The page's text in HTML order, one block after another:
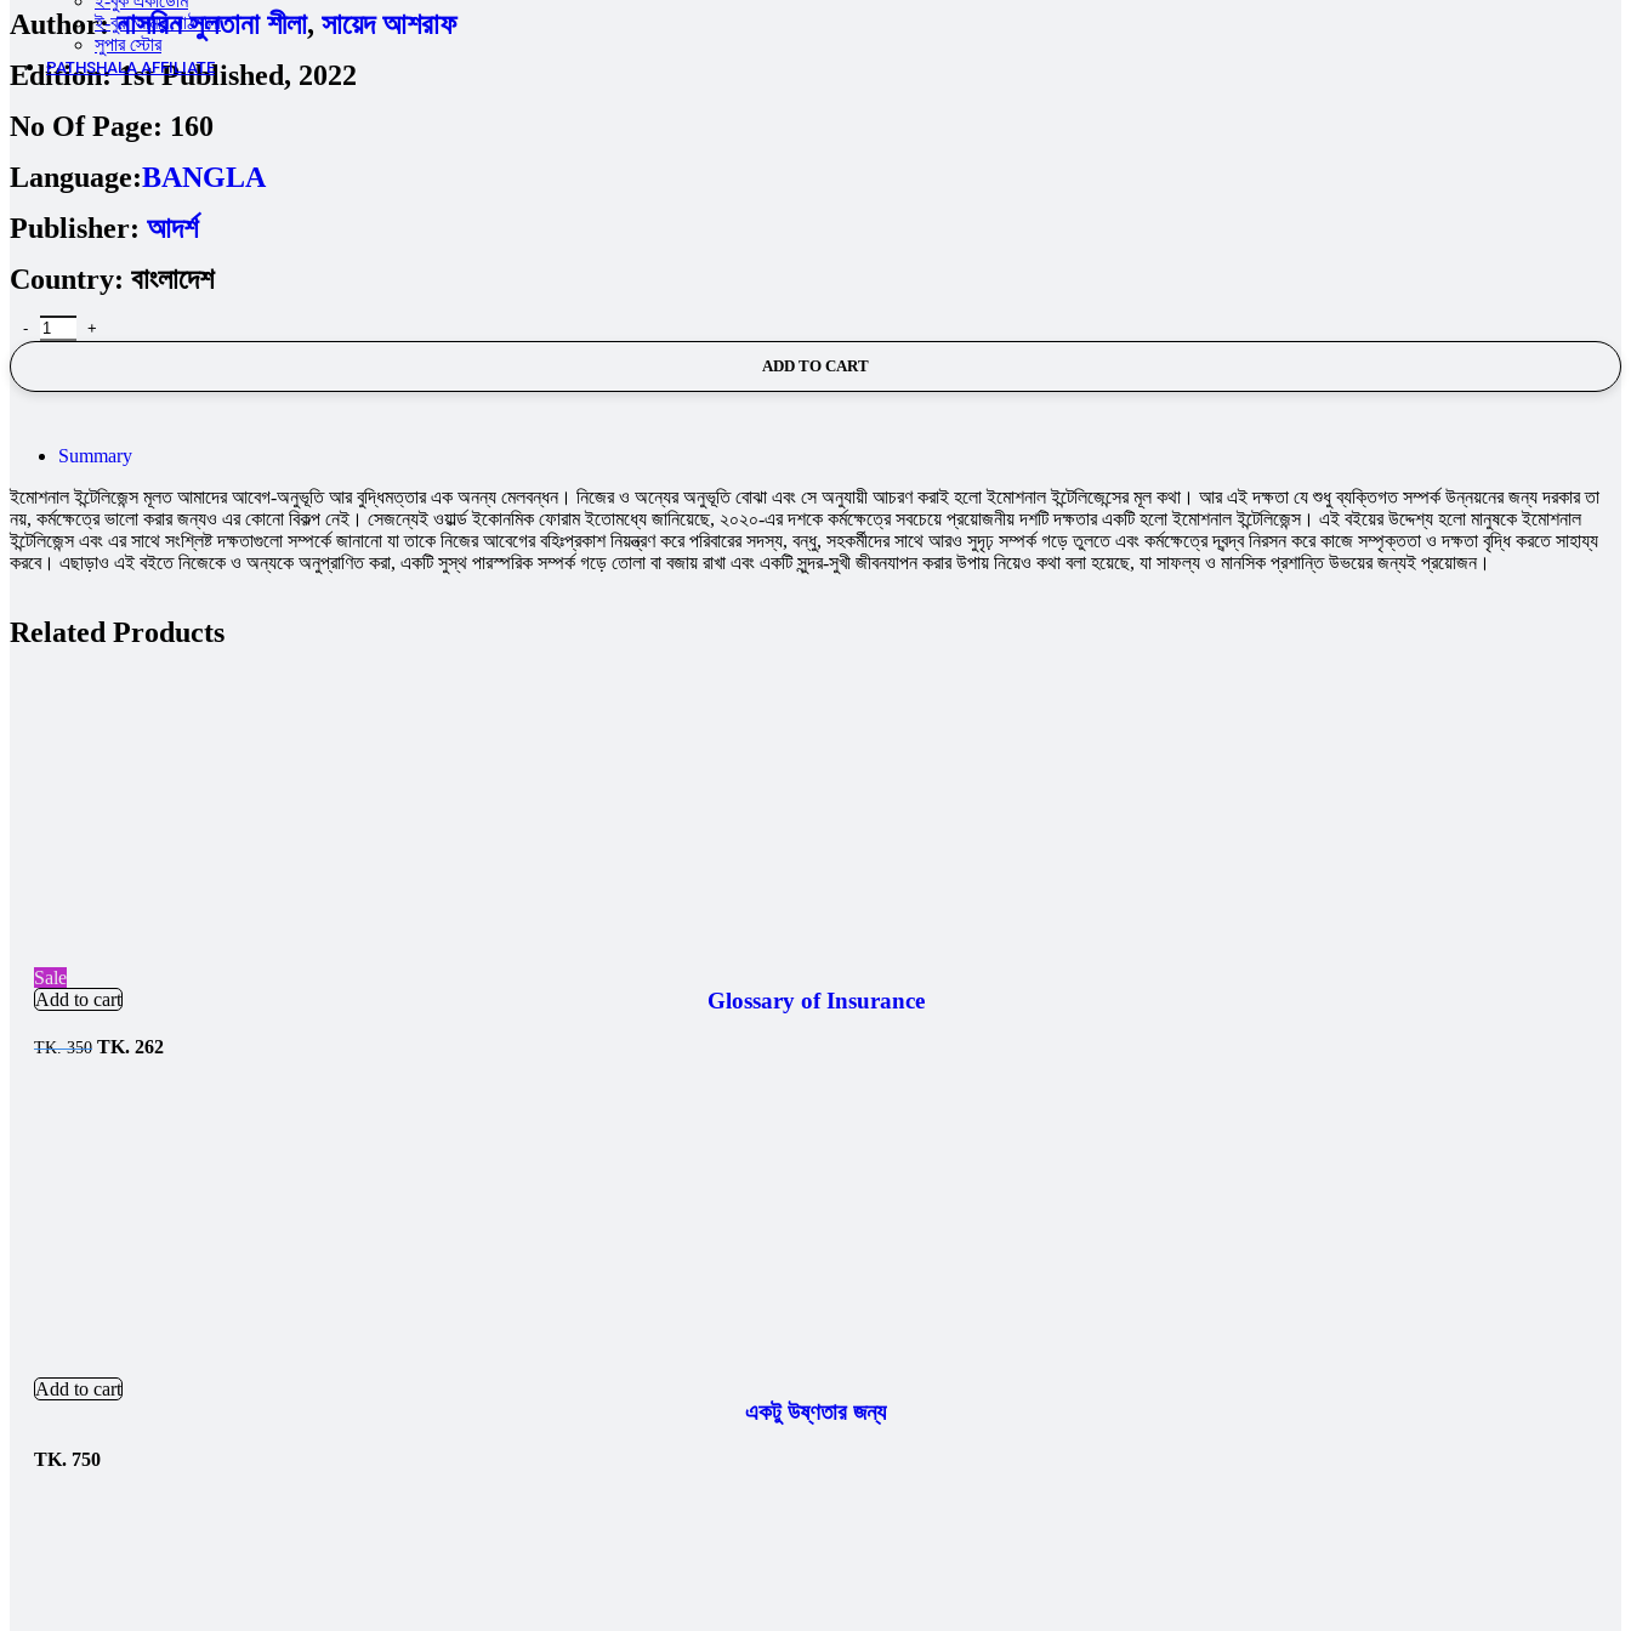
ই-বুক আমার পাঠশালা
সুপার ‍স্টোর
PATHSHALA AFFILIATE
Author:নাসরিন সুলতানা শীলা, সায়েদ আশরাফ
Edition:1st Published, 2022
No Of Page: 160
Language:BANGLA
Publisher: আদর্শ
Country: বাংলাদেশ
ADD TO CART
Summary
ইমোশনাল ইন্টেলিজেন্স মূলত আমাদের আবেগ-অনুভূতি আর বুদ্ধিমত্তার এক অনন্য মেলবন্ধন। নিজের ও অন্যের অনুভূতি বোঝা এবং সে অনুযায়ী আচরণ করাই হলো ইমোশনাল ইন্টেলিজেন্সের মূল কথা। আর এই দক্ষতা যে শুধু ব্যক্তিগত সম্পর্ক উন্নয়নের জন্য দরকার তা
নয়, কর্মক্ষেত্রে ভালো করার জন্যও এর কোনো বিকল্প নেই। সেজন্যেই ওয়ার্ল্ড ইকোনমিক ফোরাম ইতোমধ্যে জানিয়েছে, ২০২০-এর দশকে কর্মক্ষেত্রে সবচেয়ে প্রয়োজনীয় দশটি দক্ষতার একটি হলো ইমোশনাল ইন্টেলিজেন্স। এই বইয়ের উদ্দেশ্য হলো মানুষকে ইমোশনাল
ইন্টেলিজেন্স এবং এর সাথে সংশ্লিষ্ট দক্ষতাগুলো সম্পর্কে জানানো যা তাকে নিজের আবেগের বহিঃপ্রকাশ নিয়ন্ত্রণ করে পরিবারের সদস্য, বন্ধু, সহকর্মীদের সাথে আরও সুদৃঢ় সম্পর্ক গড়ে তুলতে এবং কর্মক্ষেত্রে দ্বন্দ্ব নিরসন করে কাজে সম্পৃক্ততা ও দক্ষতা বৃদ্ধি করতে সাহায্য
করবে। এছাড়াও এই বইতে নিজেকে ও অন্যকে অনুপ্রাণিত করা, একটি সুস্থ পারস্পরিক সম্পর্ক গড়ে তোলা বা বজায় রাখা এবং একটি সুন্দর-সুখী জীবনযাপন করার উপায় নিয়েও কথা বলা হয়েছে, যা সাফল্য ও মানসিক প্রশান্তি উভয়ের জন্যই প্রয়োজন।
Related Products
Sale
Add to cart
Glossary of Insurance
TK.350 TK. 262
Add to cart
একটু উষ্ণতার জন্য
TK. 750